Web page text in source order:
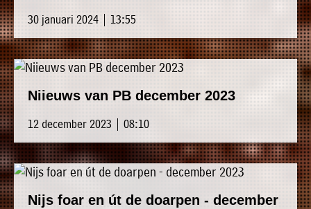
30 januari 2024 | 13:55
Niieuws van PB december 2023
12 december 2023 | 08:10
Nijs foar en út de doarpen - december